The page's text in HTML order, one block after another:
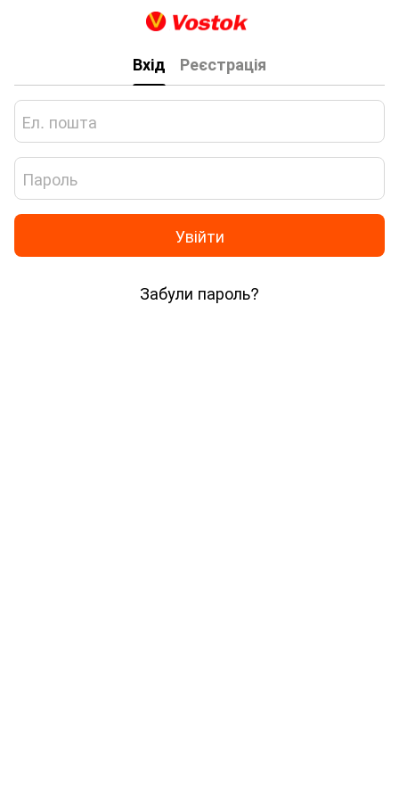
Вхід Реєстрація
Увійти
Забули пароль?